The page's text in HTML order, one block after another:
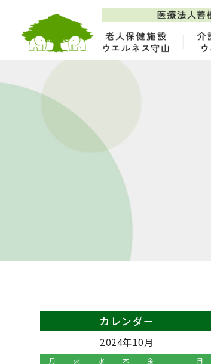
カレンダー
2024年10月
月 火 水 木 金 土 日